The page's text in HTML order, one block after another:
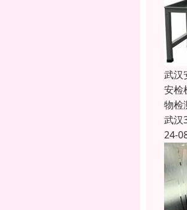
武汉
安检
物检
武汉
24-